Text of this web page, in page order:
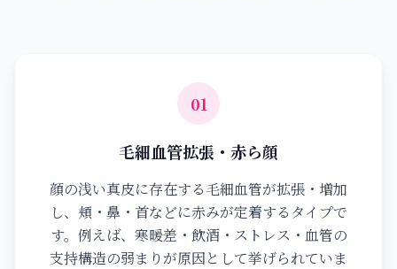
01
毛細血管拡張・赤ら顔
顔の浅い真皮に存在する毛細血管が拡張・増加
し、頬・鼻・首などに赤みが定着するタイプで
す。例えば、寒暖差・飲酒・ストレス・血管の
支持構造の弱まりが原因として挙げられていま